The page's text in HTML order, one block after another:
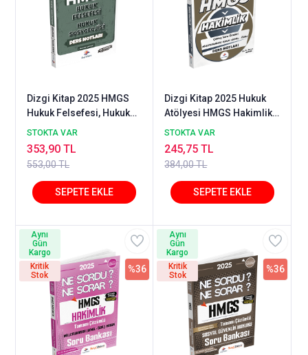
Dizgi Kitap 2025 HMGS
Hukuk Felsefesi, Hukuk
Sosyolojisi Ders Notları -
Kitap
STOKTA VAR
553,00 TL
353,90 TL
Dizgi Kitap 2025 Hukuk
Atölyesi HMGS Hakimlik
Milletlerarası Hukuku
STOKTA VAR
384,00 TL
245,75 TL
%36
Aynı
Gün
Kargo
Kritik
Stok
%36
Aynı
Gün
Kargo
Kritik
Stok